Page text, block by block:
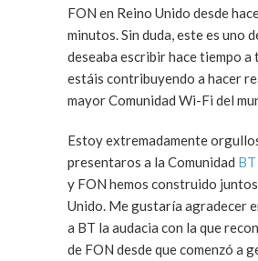
FON en Reino Unido desde
minutos. Sin duda, este es uno
deseaba escribir hace tiempo a
estáis contribuyendo a hacer
mayor Comunidad Wi-Fi del
Estoy extremadamente
presentaros a la Comunidad
y FON hemos construido
Unido. Me gustaría agradecer
a BT la audacia con la que
de FON desde que comenzó a